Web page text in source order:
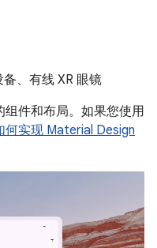
备、有线 XR 眼镜
组件和布局。如果您使用
何实现 Material Design